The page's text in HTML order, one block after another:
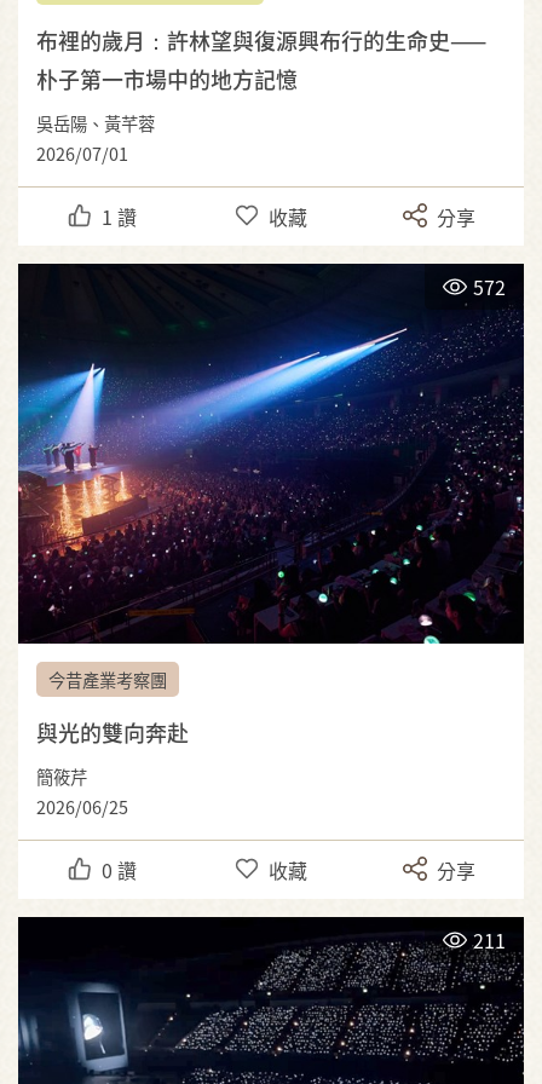
布裡的歲月：許林望與復源興布行的生命史——
朴子第一市場中的地方記憶
吳岳陽、黃芊蓉
2026/07/01
1 讚 收藏 分享
572
今昔產業考察團
與光的雙向奔赴
簡筱芹
2026/06/25
0 讚 收藏 分享
211